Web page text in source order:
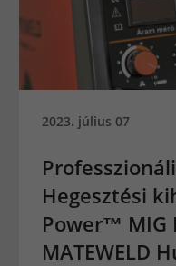
2023. július 07
Hegesztési
Power™ MIG
MATEWELD